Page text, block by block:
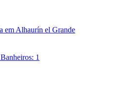
em Alhaurín el Grande
1